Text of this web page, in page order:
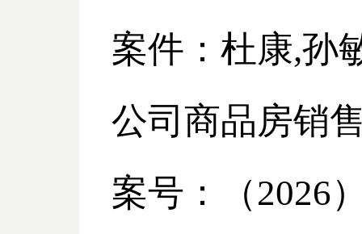
案件：杜康,孙
公司商品房销
案号：（2026